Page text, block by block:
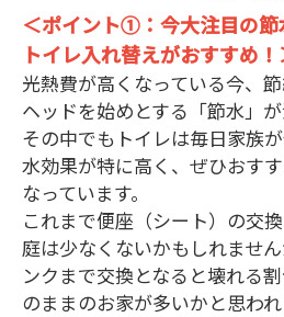
＜ポイント①：今大注目の節
トイレ入れ替えがおすすめ！
光熱費が高くなっている今、
ヘッドを始めとする「節水」が
その中でもトイレは毎日家族
水効果が特に高く、ぜひおす
なっています。
これまで便座（シート）の交
庭は少なくないかもしれませ
ンクまで交換となると壊れる
のままのお家が多いかと思われ